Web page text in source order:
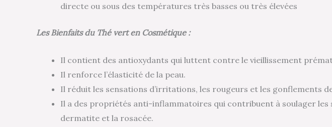
directe ou sous des températures très basses ou très élevées
Les Bienfaits du Thé vert en Cosmétique :
Il contient des antioxydants qui luttent contre le vieillissement
Il renforce l’élasticité de la peau.
Il réduit les sensations d’irritations, les rougeurs et les gonflements
Il a des propriétés anti-inflammatoires qui contribuent à soulager les
dermatite et la rosacée.